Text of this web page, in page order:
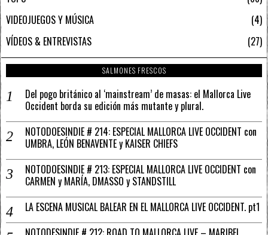
VIDEOJUEGOS Y MÚSICA
4
VÍDEOS & ENTREVISTAS
27
SALMONES FRESCOS
Del pogo británico al ‘mainstream’ de masas: el Mallorca Live
Occident borda su edición más mutante y plural.
NOTODOESINDIE # 214: ESPECIAL MALLORCA LIVE OCCIDENT con
UMBRA, LEÓN BENAVENTE y KAISER CHIEFS
NOTODOESINDIE # 213: ESPECIAL MALLORCA LIVE OCCIDENT con
CARMEN y MARÍA, DMASSO y STANDSTILL
LA ESCENA MUSICAL BALEAR EN EL MALLORCA LIVE OCCIDENT. pt1